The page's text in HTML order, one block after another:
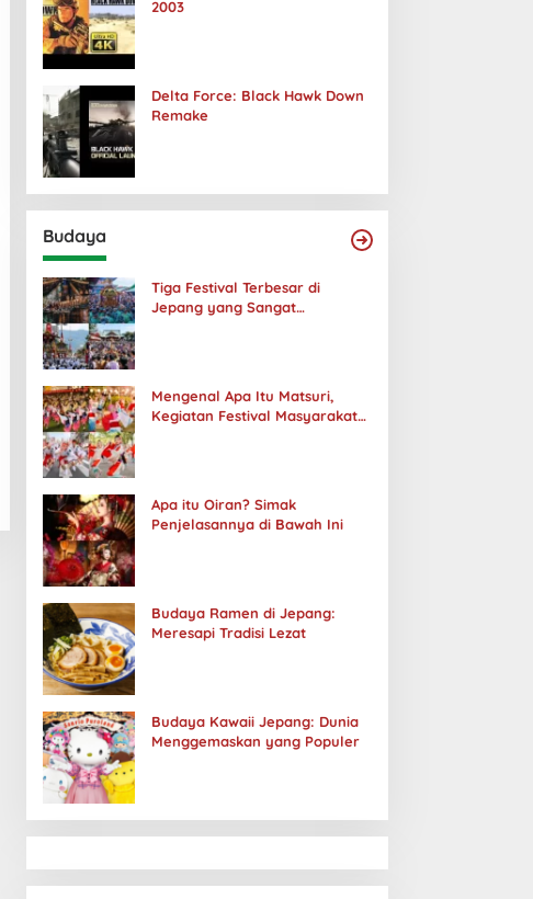
2003
Delta Force: Black Hawk Down
Remake
Budaya
Tiga Festival Terbesar di
Jepang yang Sangat
Mengenal Apa Itu Matsuri,
Kegiatan Festival Masyarakat
Apa itu Oiran? Simak
Penjelasannya di Bawah Ini
Budaya Ramen di Jepang:
Meresapi Tradisi Lezat
Budaya Kawaii Jepang: Dunia
Menggemaskan yang Populer